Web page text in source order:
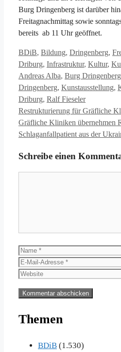
Burg Dringenberg ist darüber
Freitagnachmittag sowie
bereits ab 11 Uhr geöffnet.
Kategorien
BDiB, Bildung, Dringenberg,
Driburg, Infrastruktur, Kultur,
Andreas Alba, Burg Dringenberg
Dringenberg, Kunstausstellung,
Driburg, Ralf Fieseler
Restrukturierung für Gräfliche
Gräfliche Kliniken übernehmen
Schlaganfallpatient aus der
Schreibe einen
Name
Themen
BDiB (1.530)